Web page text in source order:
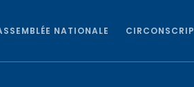
NATIONALE